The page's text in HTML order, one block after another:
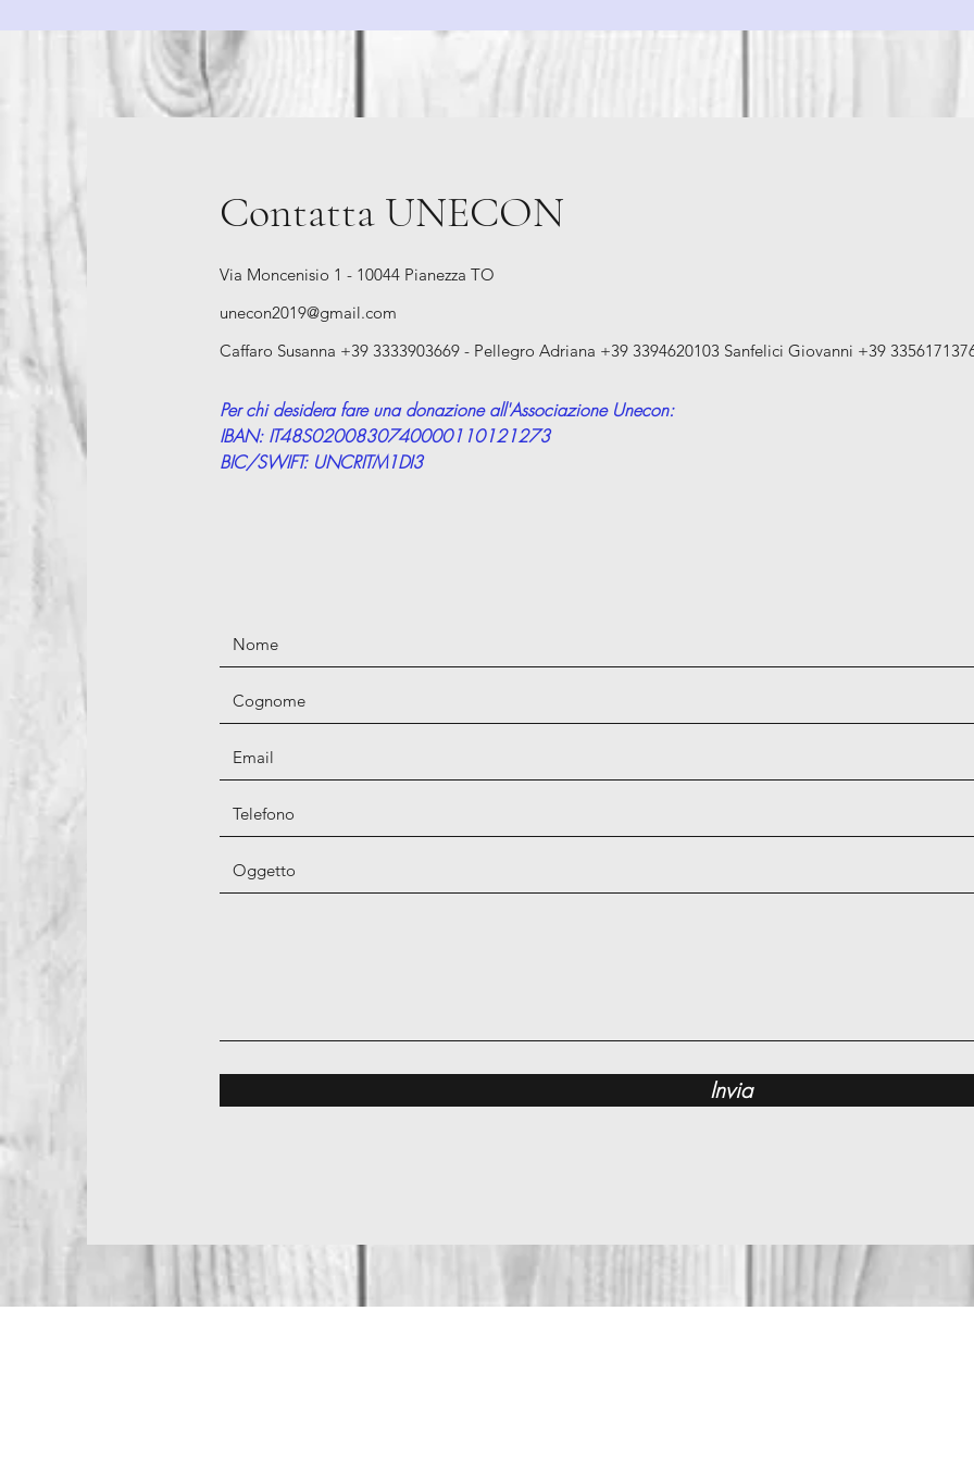
Contatta UNECON
Via Moncenisio 1 - 10044 Pianezza TO
unecon2019@gmail.com
Caffaro Susanna +39 3333903669 - Pellegro Adriana +39 3394620103 Sanfelici Giovanni +39
Per chi desidera fare una donazione all'Associazione Unecon:
IBAN: IT48S0200830740000110121273
BIC/SWIFT: UNCRITM1DI3
Invia